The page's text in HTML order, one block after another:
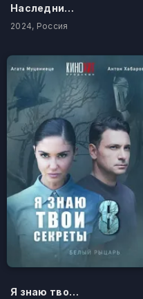
Наследники. Дар крови
2024, Россия
Я знаю твои секреты 8. Белый рыцарь